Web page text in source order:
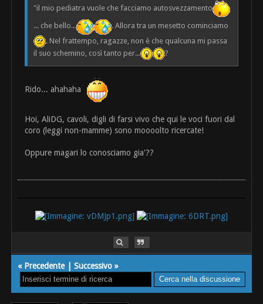
"il mio pediatra vuole che facciamo autosvezzamento
... che bello...
. Allora tra un mesetto cominciamo
. Nel frattempo, ragazze, non è che qualcuna mi passa
il suo schemino, così tanto per...
?
Rido... ahahaha
Hoi, AliDG, cavoli, digli di farsi vivo che qui le voci fuori dal
coro (leggi non-mamme) sono moooolto ricercate!
Oppure magari lo conosciamo gia'??
« Precedente|Successivo »